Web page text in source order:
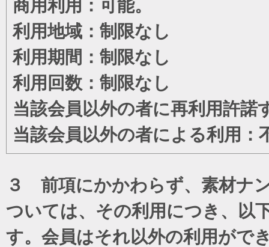
商用利用：可能。
利用地域：制限なし
利用期間：制限なし
利用回数：制限なし
当該会員以外の者に再利用許諾
当該会員以外の者による利用：
３ 前項にかかわらず、素材ナ
ついては、その利用につき、以
す。会員はそれ以外の利用がで